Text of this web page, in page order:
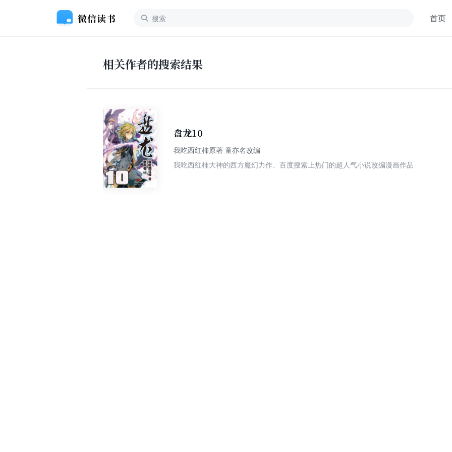
首页
相关作者的搜索结果
盘龙10
我吃西红柿原著 童亦名改编
我吃西红柿大神的西方魔幻力作、百度搜索上热门的超人气小说改编漫画作品